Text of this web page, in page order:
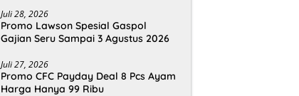
Juli 28, 2026
Promo Lawson Spesial Gaspol
Gajian Seru Sampai 3 Agustus 2026
Juli 27, 2026
Promo CFC Payday Deal 8 Pcs Ayam
Harga Hanya 99 Ribu